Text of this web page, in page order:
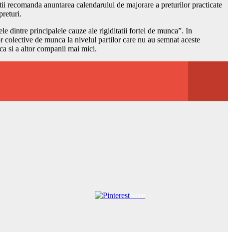
anuntarea calendarului de majorare a preturilor practicate
dintre principalele cauze ale rigiditatii fortei de munca”. In
de munca la nivelul partilor care nu au semnat aceste
si a altor companii mai mici.